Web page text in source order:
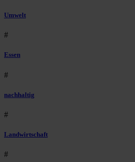
Umwelt
#
Essen
#
nachhaltig
#
Landwirtschaft
#